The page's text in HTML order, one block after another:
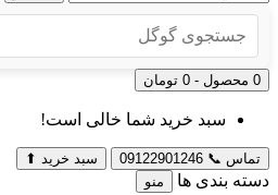
0 محصول - 0 تومان
سبد خرید شما خالی است!
تماس 📞
09122901246 سبد خرید ⬆
دسته بندی ها منو